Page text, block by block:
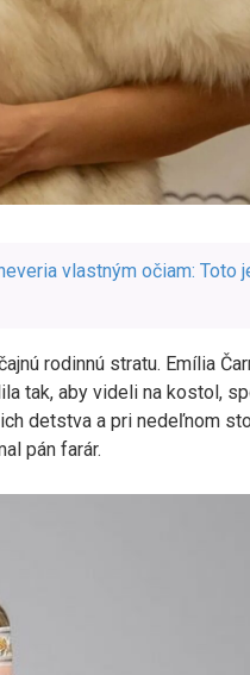
vlastným očiam: Toto
rodinnú stratu. Emília
tak, aby videli na kostol,
detstva a pri nedeľnom
pán farár.